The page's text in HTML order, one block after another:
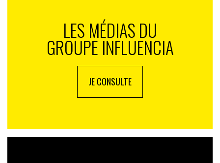
LES MÉDIAS DU
GROUPE INFLUENCIA
JE CONSULTE